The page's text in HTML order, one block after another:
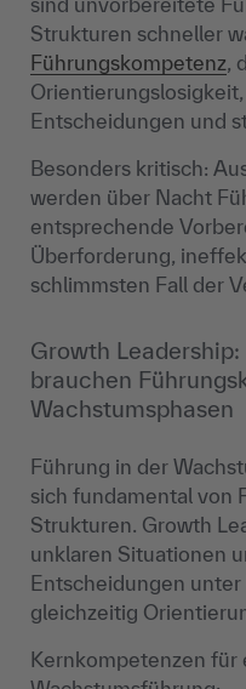
Strukturen schneller
Führungskompetenz,
Entscheidungen und
Besonders kritisch:
werden über Nacht
entsprechende
Überforderung,
schlimmsten Fall der
Growth
brauchen
Wachstumsphasen
Führung in der
sich fundamental von
Strukturen. Growth
unklaren Situationen
Entscheidungen
gleichzeitig
Kernkompetenzen für